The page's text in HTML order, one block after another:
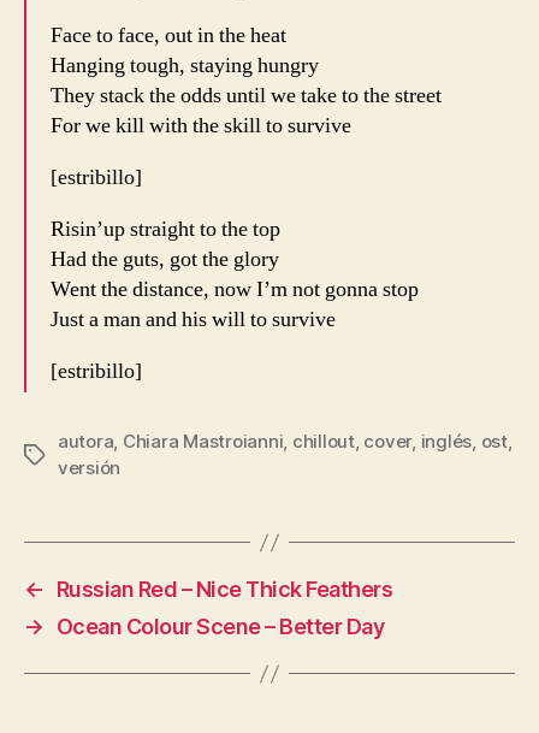
Face to face, out in the heat
Hanging tough, staying hungry
They stack the odds until we take to the street
For we kill with the skill to survive
[estribillo]
Risin’up straight to the top
Had the guts, got the glory
Went the distance, now I’m not gonna stop
Just a man and his will to survive
[estribillo]
Etiquetas
autora, Chiara Mastroianni, chillout, cover, inglés, ost,
versión
←
Russian Red – Nice Thick Feathers
→
Ocean Colour Scene – Better Day